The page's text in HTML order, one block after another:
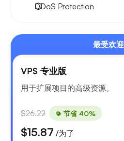
DDoS Protection
最受欢迎
VPS 专业版
用于扩展项目的高级资源。
$26.22 节省 40%
$15.87 /为了